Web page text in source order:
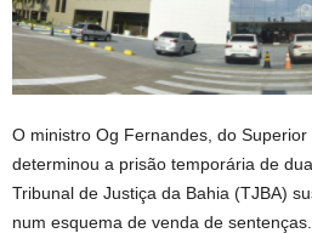
O ministro Og Fernandes, do Superior
determinou a prisão temporária de
Tribunal de Justiça da Bahia (TJBA)
num esquema de venda de